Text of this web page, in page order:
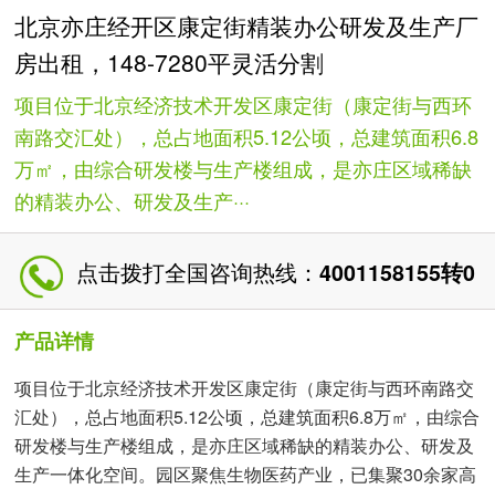
北京亦庄经开区康定街精装办公研发及生产厂
房出租，148-7280平灵活分割
项目位于北京经济技术开发区康定街（康定街与西环
南路交汇处），总占地面积5.12公顷，总建筑面积6.8
万㎡，由综合研发楼与生产楼组成，是亦庄区域稀缺
的精装办公、研发及生产···
点击拨打全国咨询热线： 4001158155转0
产品详情
项目位于北京经济技术开发区康定街（康定街与西环南路交
汇处），总占地面积5.12公顷，总建筑面积6.8万㎡，由综合
研发楼与生产楼组成，是亦庄区域稀缺的精装办公、研发及
生产一体化空间。园区聚焦生物医药产业，已集聚30余家高